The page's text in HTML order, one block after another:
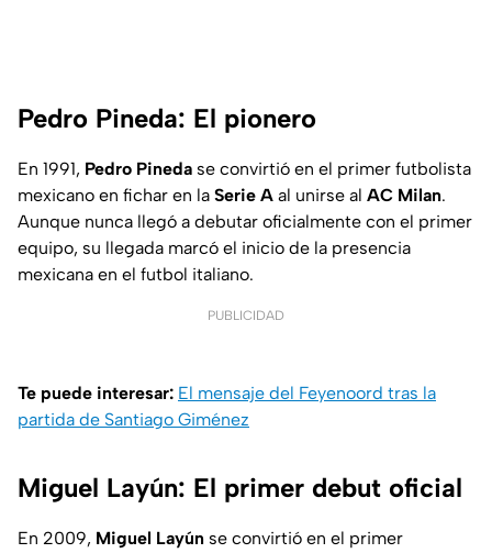
Pedro Pineda: El pionero
En 1991, Pedro Pineda se convirtió en el primer futbolista
mexicano en fichar en la Serie A al unirse al AC Milan.
Aunque nunca llegó a debutar oficialmente con el primer
equipo, su llegada marcó el inicio de la presencia
mexicana en el futbol italiano.
PUBLICIDAD
Te puede interesar: El mensaje del Feyenoord tras la
partida de Santiago Giménez
Miguel Layún: El primer debut oficial
En 2009, Miguel Layún se convirtió en el primer